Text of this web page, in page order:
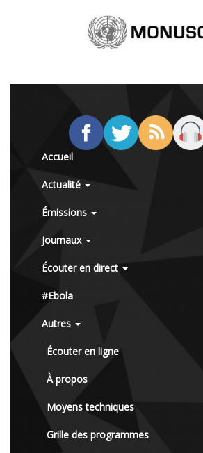
Accueil
Actualité
Émissions
Journaux
Écouter en direct
#Ebola
Autres
Écouter en ligne
À propos
Moyens techniques
Grille des programmes